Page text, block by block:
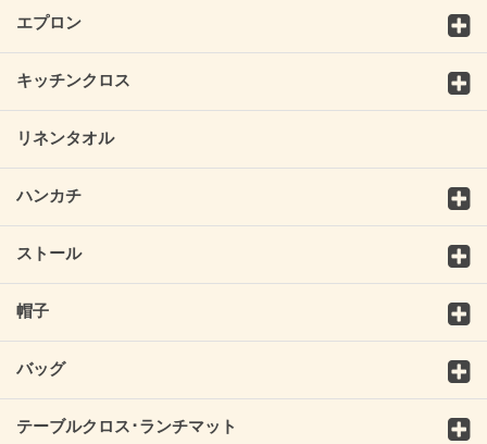
エプロン
キッチンクロス
リネンタオル
ハンカチ
ストール
帽子
バッグ
テーブルクロス･ランチマット